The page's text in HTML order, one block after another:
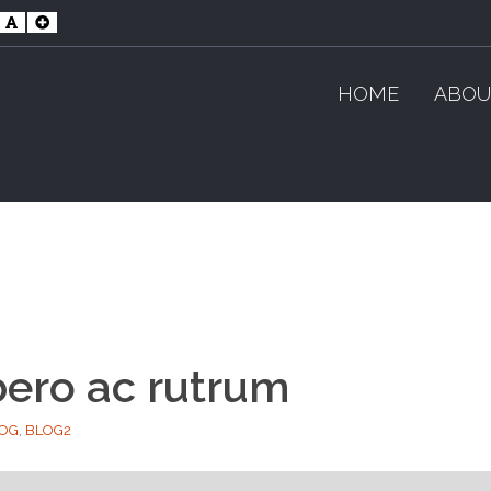
Default
Font
Larger
Font
HOME
ac rutrum
, BLOG2